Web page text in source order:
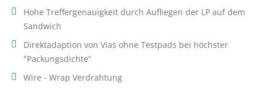
Hohe Treffergenauigkeit durch Aufliegen der LP auf dem
Sandwich
Direktadaption von Vias ohne Testpads bei höchster
"Packungsdichte“
Wire - Wrap Verdrahtung